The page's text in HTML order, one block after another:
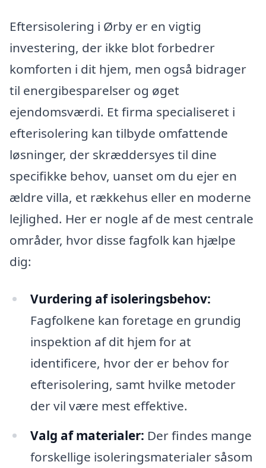
Eftersisolering i Ørby er en vigtig
investering, der ikke blot forbedrer
komforten i dit hjem, men også bidrager
til energibesparelser og øget
ejendomsværdi. Et firma specialiseret i
efterisolering kan tilbyde omfattende
løsninger, der skræddersyes til dine
specifikke behov, uanset om du ejer en
ældre villa, et rækkehus eller en moderne
lejlighed. Her er nogle af de mest centrale
områder, hvor disse fagfolk kan hjælpe
dig:
Vurdering af isoleringsbehov:
Fagfolkene kan foretage en grundig
inspektion af dit hjem for at
identificere, hvor der er behov for
efterisolering, samt hvilke metoder
der vil være mest effektive.
Valg af materialer: Der findes mange
forskellige isoleringsmaterialer såsom